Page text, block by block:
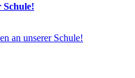
an unserer Schule!